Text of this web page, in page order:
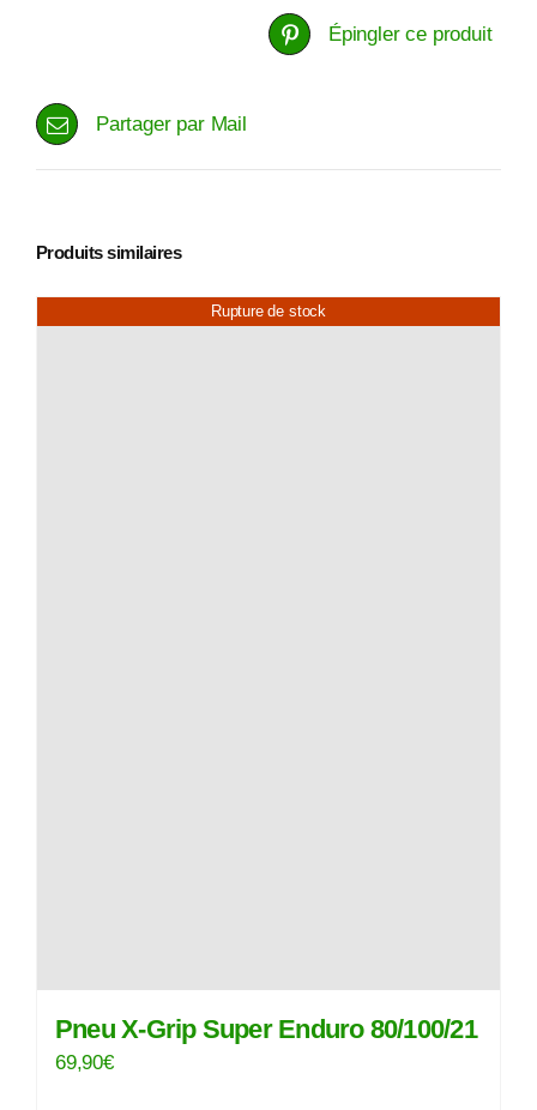
Épingler ce produit
Partager par Mail
Produits similaires
Rupture de stock
Pneu X-Grip Super Enduro 80/100/21
69,90€